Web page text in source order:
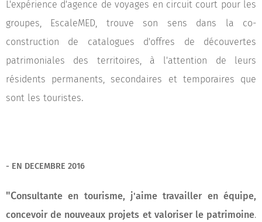
L'expérience d'agence de voyages en circuit court pour les
groupes, EscaleMED, trouve son sens dans la co-
construction de catalogues d'offres de découvertes
patrimoniales des territoires, à l'attention de leurs
résidents permanents, secondaires et temporaires que
sont les touristes.
- EN DECEMBRE 2016
"Consultante en tourisme, j'aime travailler en équipe,
concevoir de nouveaux projets et valoriser le patrimoine.